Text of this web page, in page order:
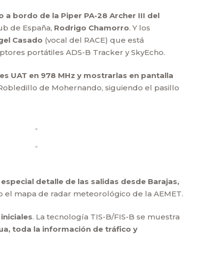
bordo de la Piper PA-28 Archer III del
de España, Rodrigo Chamorro. Y los
Casado (vocal del RACE) que está
portátiles ADS-B Tracker y SkyEcho.
UAT en 978 MHz y mostrarlas en pantalla
de Mohernando, siguiendo el pasillo
detalle de las salidas desde Barajas,
el mapa de radar meteorológico de la AEMET.
. La tecnología TIS-B/FIS-B se muestra
toda la información de tráfico y